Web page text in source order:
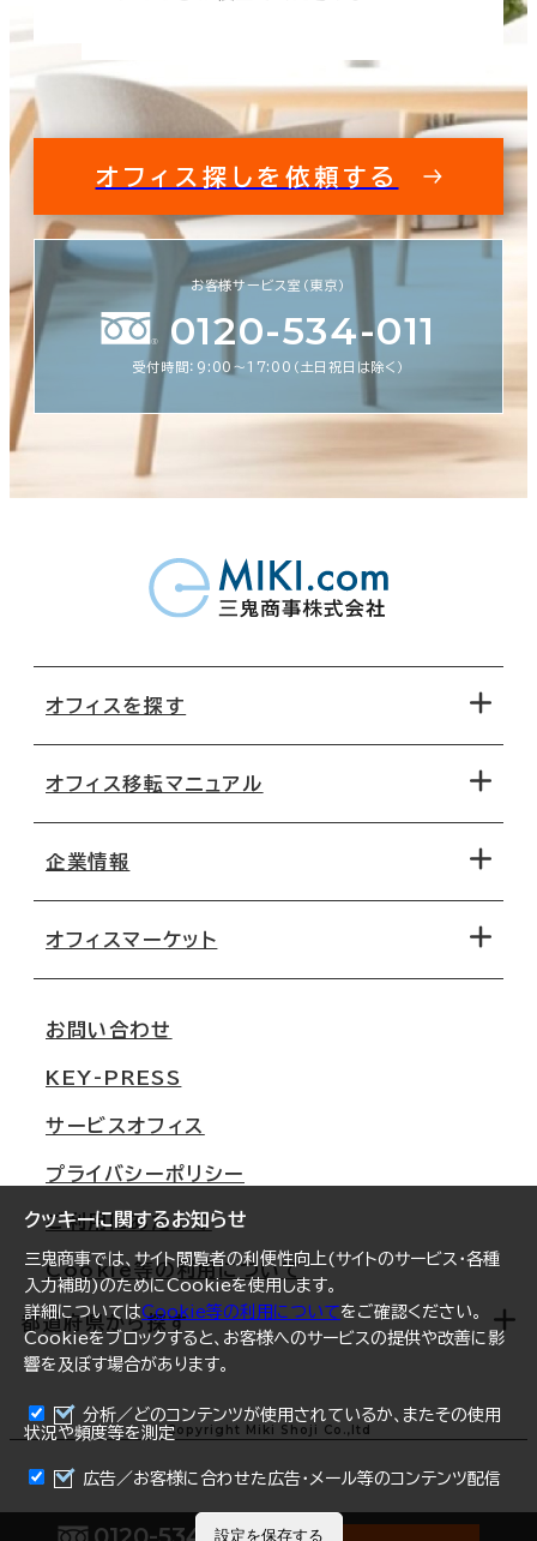
まとめて資料請求
クッキーに関するお知らせ
三鬼商事では、サイト閲覧者の利便性向上(サイトのサービス・各種
入力補助)のためにCookieを使用します。
詳細についてはCookie等の利用についてをご確認ください。
Cookieをブロックすると、お客様へのサービスの提供や改善に影
響を及ぼす場合があります。
分析／どのコンテンツが使用されているか、またその使用
状況や頻度等を測定
広告／お客様に合わせた広告・メール等のコンテンツ配信
設定を保存する
オフィス探しを依頼する
お客様サービス室（東京）
0120-534-011
受付時間：9:00〜17:00（土日祝日は除く）
オフィスを探す
地図から探す
路線・駅から探す
オフィス移転マニュアル
移転コストシミュレーション
移転スケジュール
オフィス移転Q&A
企業情報
オフィスマーケット
大阪
名古屋
札幌
仙台
横浜
福岡
オフィスリポート
ログイン
お問い合わせ
KEY-PRESS
サービスオフィス
プライバシーポリシー
ご利用にあたって
Cookie等の利用について
都道府県から探す
北海道
青森県
Copyright Miki Shoji Co.,ltd